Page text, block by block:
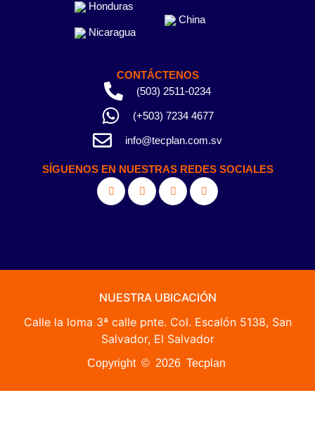
Honduras
Nicaragua
China
CONTÁCTENOS
(503) 2511-0234
(+503) 7234 4677
info@tecplan.com.sv
SÍGUENOS EN NUESTRAS REDES SOCIALES
NUESTRA UBICACIÓN
Calle la loma 3ª calle pnte. Col. Escalón 5138, San
Salvador, El Salvador
Copyright © 2026 Tecplan